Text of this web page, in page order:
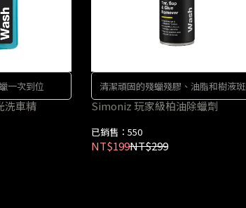
一次到位
洗車精
清潔頑固的殘蠟殘膠、油脂和樹液
Simoniz 玩家級柏油除蠟劑
已銷售：550
NT$199NT$299